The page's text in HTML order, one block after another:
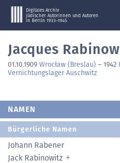
Digitales Archiv
jüdischer Autorinnen und Autoren
in Berlin 1933–1945
Jacques
01.10.1909 Wrocław (Breslau) – 1942
Vernichtungslager Auschwitz
NAMEN
Bürgerliche Namen
Johann Rabener
Jack Rabinowitz